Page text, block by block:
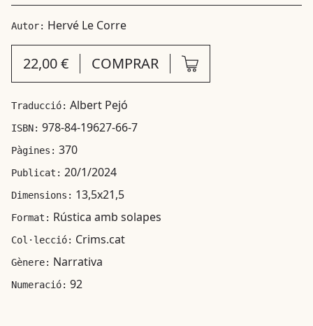
Autor: Hervé Le Corre
22,00 € COMPRAR
Traducció: Albert Pejó
ISBN: 978-84-19627-66-7
Pàgines: 370
Publicat: 20/1/2024
Dimensions: 13,5x21,5
Format: Rústica amb solapes
Col·lecció: Crims.cat
Gènere: Narrativa
Numeració: 92